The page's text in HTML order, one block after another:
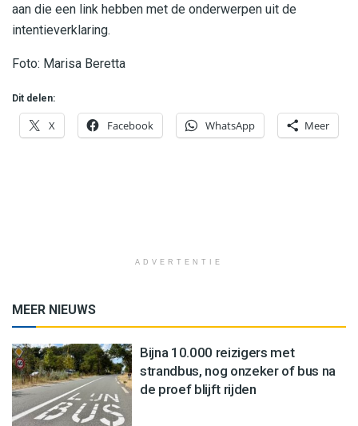
aan die een link hebben met de onderwerpen uit de
intentieverklaring.
Foto: Marisa Beretta
Dit delen:
X Facebook WhatsApp Meer
ADVERTENTIE
MEER NIEUWS
Bijna 10.000 reizigers met
strandbus, nog onzeker of bus na
de proef blijft rijden